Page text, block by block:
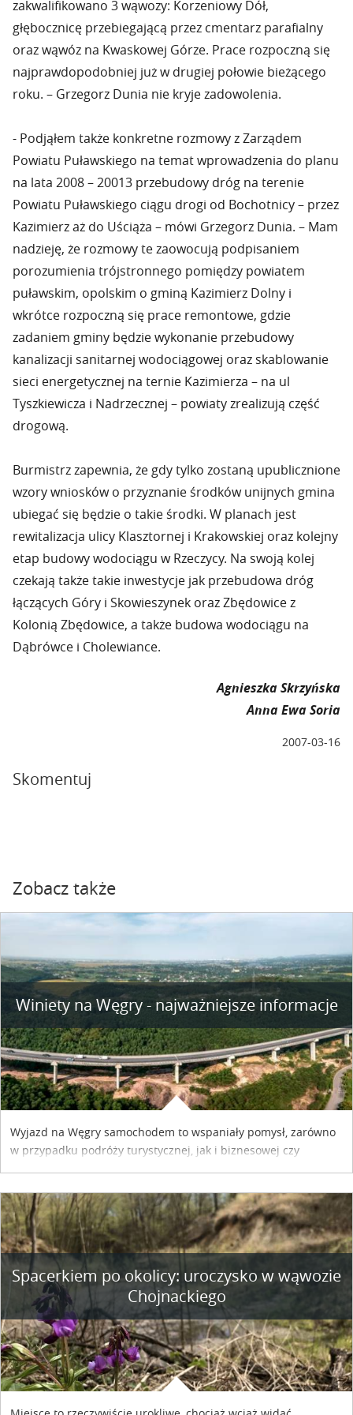
zakwalifikowano 3 wąwozy: Korzeniowy Dół,
głębocznicę przebiegającą przez cmentarz parafialny
oraz wąwóz na Kwaskowej Górze. Prace rozpoczną się
najprawdopodobniej już w drugiej połowie bieżącego
roku. – Grzegorz Dunia nie kryje zadowolenia.
- Podjąłem także konkretne rozmowy z Zarządem
Powiatu Puławskiego na temat wprowadzenia do planu
na lata 2008 – 20013 przebudowy dróg na terenie
Powiatu Puławskiego ciągu drogi od Bochotnicy – przez
Kazimierz aż do Uściąża – mówi Grzegorz Dunia. – Mam
nadzieję, że rozmowy te zaowocują podpisaniem
porozumienia trójstronnego pomiędzy powiatem
puławskim, opolskim o gminą Kazimierz Dolny i
wkrótce rozpoczną się prace remontowe, gdzie
zadaniem gminy będzie wykonanie przebudowy
kanalizacji sanitarnej wodociągowej oraz skablowanie
sieci energetycznej na ternie Kazimierza – na ul
Tyszkiewicza i Nadrzecznej – powiaty zrealizują część
drogową.
Burmistrz zapewnia, że gdy tylko zostaną upublicznione
wzory wniosków o przyznanie środków unijnych gmina
ubiegać się będzie o takie środki. W planach jest
rewitalizacja ulicy Klasztornej i Krakowskiej oraz kolejny
etap budowy wodociągu w Rzeczycy. Na swoją kolej
czekają także takie inwestycje jak przebudowa dróg
łączących Góry i Skowieszynek oraz Zbędowice z
Kolonią Zbędowice, a także budowa wodociągu na
Dąbrówce i Cholewiance.
Agnieszka Skrzyńska
Anna Ewa Soria
2007-03-16
Skomentuj
Zobacz także
Winiety na Węgry - najważniejsze informacje
Wyjazd na Węgry samochodem to wspaniały pomysł, zarówno
w przypadku podróży turystycznej, jak i biznesowej czy
współpracy reklamowej z Hungary Vignette.
Spacerkiem po okolicy: uroczysko w wąwozie
Chojnackiego